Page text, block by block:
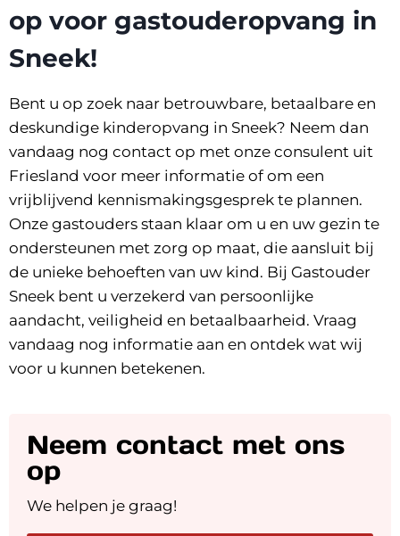
op voor gastouderopvang in
Sneek!
Bent u op zoek naar betrouwbare, betaalbare en
deskundige kinderopvang in Sneek? Neem dan
vandaag nog contact op met onze consulent uit
Friesland voor meer informatie of om een
vrijblijvend kennismakingsgesprek te plannen.
Onze gastouders staan klaar om u en uw gezin te
ondersteunen met zorg op maat, die aansluit bij
de unieke behoeften van uw kind. Bij Gastouder
Sneek bent u verzekerd van persoonlijke
aandacht, veiligheid en betaalbaarheid. Vraag
vandaag nog informatie aan en ontdek wat wij
voor u kunnen betekenen.
Neem contact met ons
op
We helpen je graag!